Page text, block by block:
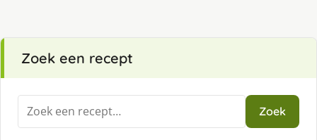
Zoek een recept
Zoeken
naar:
Zoek